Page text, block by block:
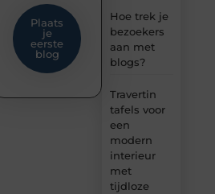
Hoe trek je
bezoekers
aan met
blogs?
Travertin
tafels voor
een
modern
interieur
met
tijdloze
Plaats
je
eerste
blog